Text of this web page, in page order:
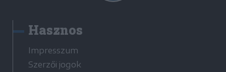
Hasznos
Impresszum
Szerzői jogok